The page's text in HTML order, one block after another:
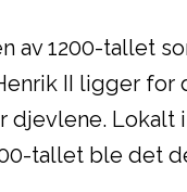
av 1200-tallet
II ligger for
djevlene.
tallet ble det